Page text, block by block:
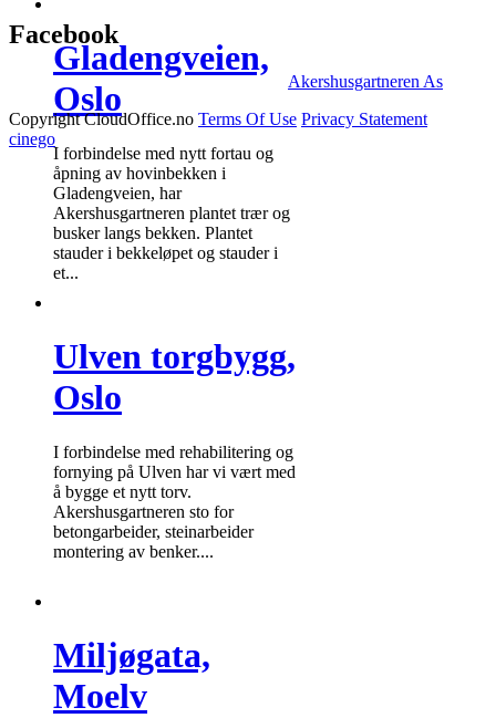
Gladengveien,
Oslo
I forbindelse med nytt fortau og
åpning av hovinbekken i
Gladengveien, har
Akershusgartneren plantet trær og
busker langs bekken. Plantet
stauder i bekkeløpet og stauder i
et...
Ulven torgbygg,
Oslo
I forbindelse med rehabilitering og
fornying på Ulven har vi vært med
å bygge et nytt torv.
Akershusgartneren sto for
betongarbeider, steinarbeider
montering av benker....
Miljøgata,
Moelv
Facebook
Akershusgartneren As
Copyright CloudOffice.no Terms Of Use Privacy Statement
cinego